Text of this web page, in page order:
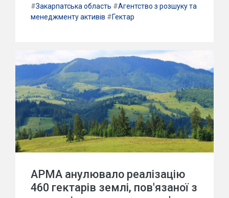
#Закарпатська область #Агентство з розшуку та
менеджменту активів #Гектар
АРМА анулювало реалізацію
460 гектарів землі, пов'язаної з